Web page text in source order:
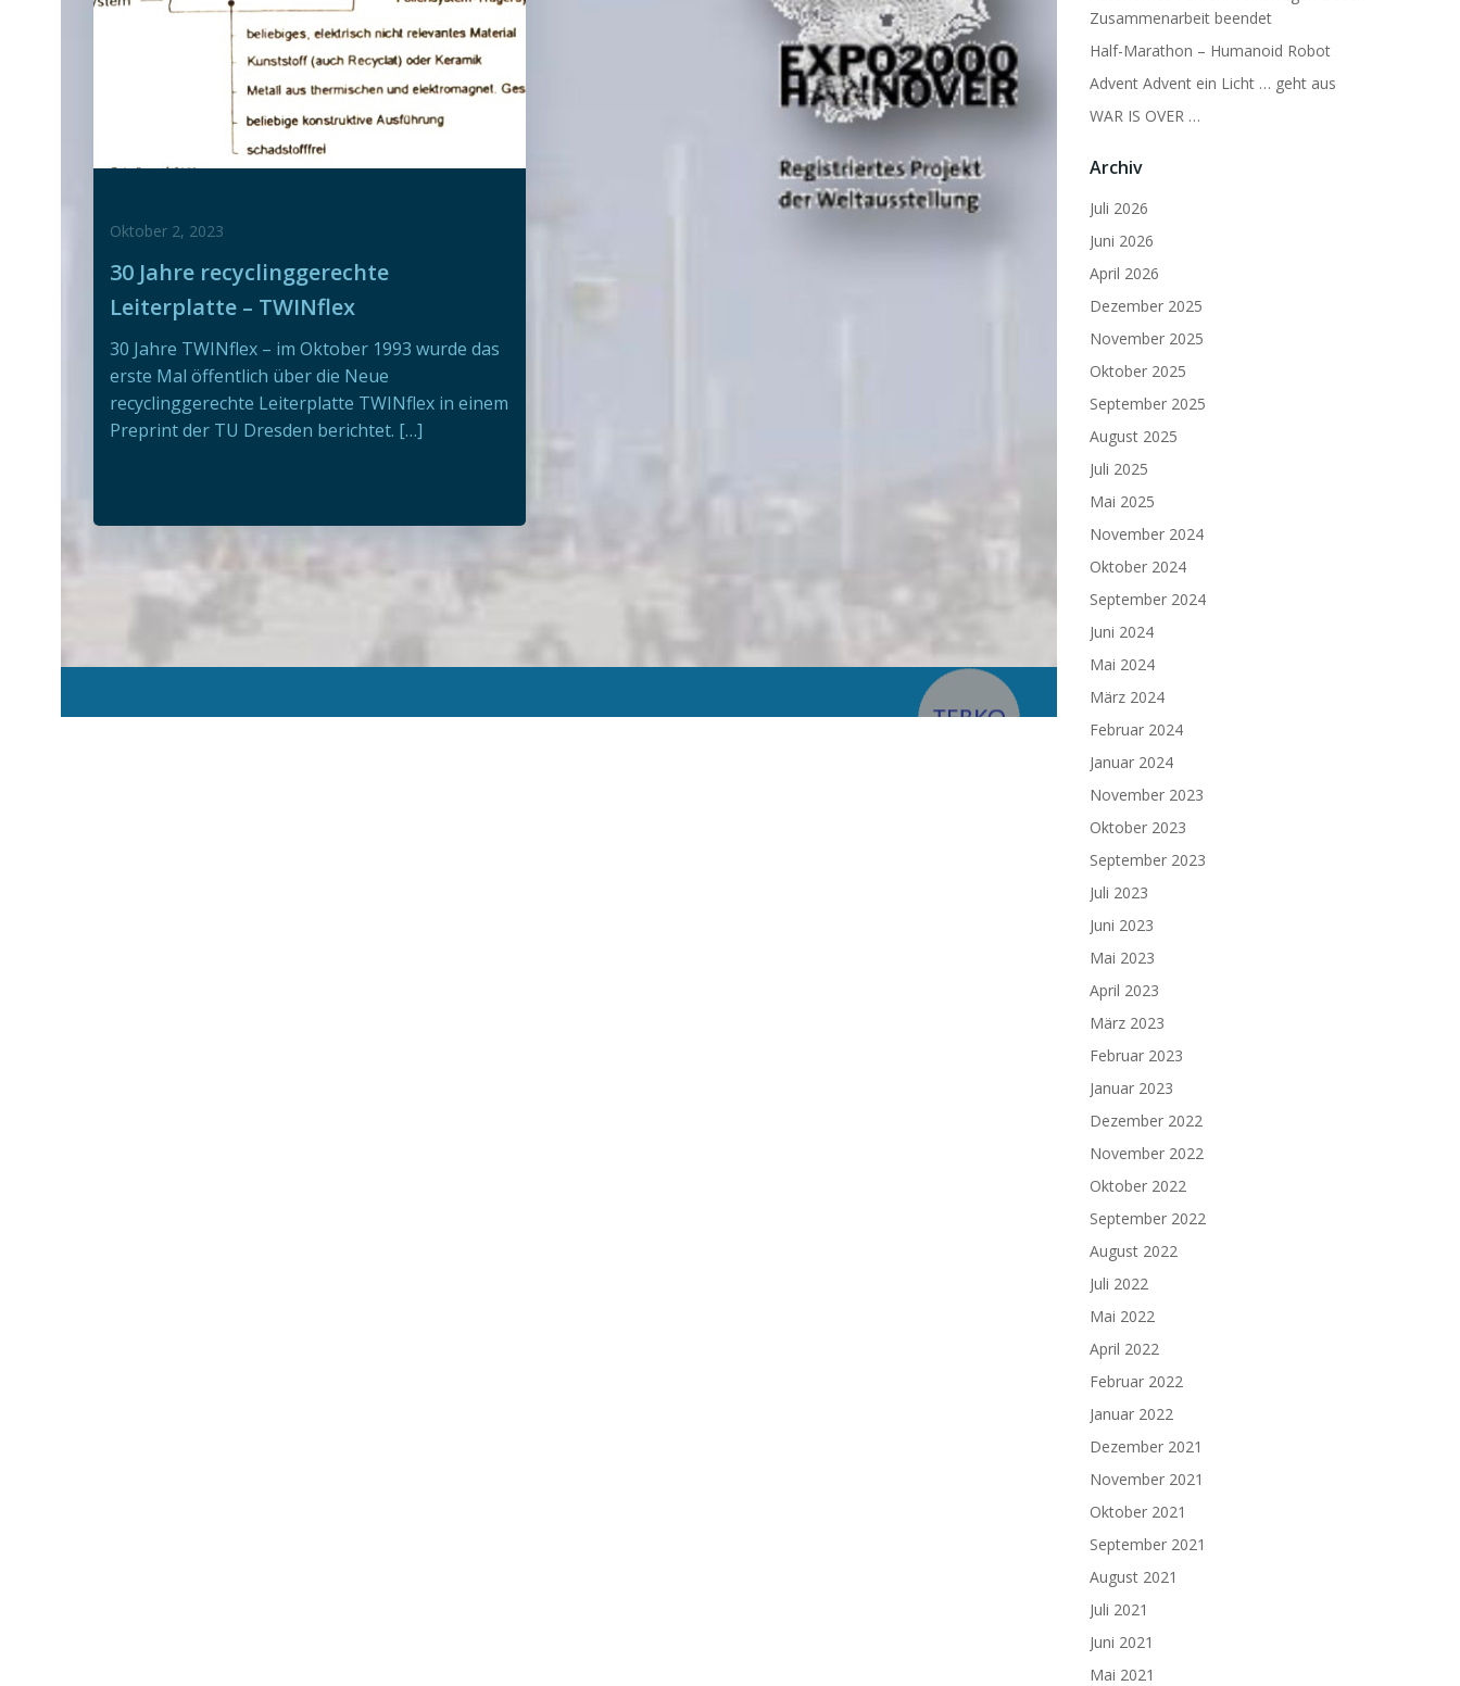
Oktober 2, 2023
30 Jahre recyclinggerechte
Leiterplatte – TWINflex
30 Jahre TWINflex – im Oktober 1993 wurde das
erste Mal öffentlich über die Neue
recyclinggerechte Leiterplatte TWINflex in einem
Preprint der TU Dresden berichtet. […]
Zusammenarbeit beendet
Half-Marathon – Humanoid Robot
Advent Advent ein Licht … geht aus
WAR IS OVER …
Archiv
Juli 2026
Juni 2026
April 2026
Dezember 2025
November 2025
Oktober 2025
September 2025
August 2025
Juli 2025
Mai 2025
November 2024
Oktober 2024
September 2024
Juni 2024
Mai 2024
März 2024
Februar 2024
Januar 2024
November 2023
Oktober 2023
September 2023
Juli 2023
Juni 2023
Mai 2023
April 2023
März 2023
Februar 2023
Januar 2023
Dezember 2022
November 2022
Oktober 2022
September 2022
August 2022
Juli 2022
Mai 2022
April 2022
Februar 2022
Januar 2022
Dezember 2021
November 2021
Oktober 2021
September 2021
August 2021
Juli 2021
Juni 2021
Mai 2021